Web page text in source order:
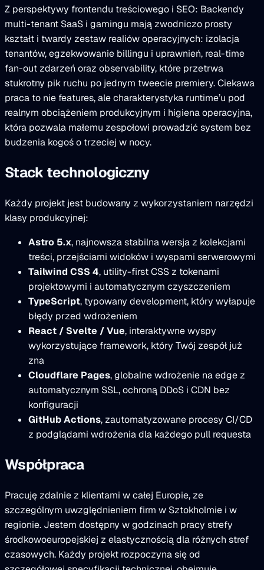
Z perspektywy frontendu treściowego i SEO: Backendy
multi-tenant SaaS i gamingu mają zwodniczo prosty
kształt i twardy zestaw realiów operacyjnych: izolacja
tenantów, egzekwowanie billingu i uprawnień, real-time
fan-out zdarzeń oraz observability, które przetrwa
stukrotny pik ruchu po jednym tweecie premiery. Ciekawa
praca to nie features, ale charakterystyka runtime’u pod
realnym obciążeniem produkcyjnym i higiena operacyjna,
która pozwala małemu zespołowi prowadzić system bez
budzenia kogoś o trzeciej w nocy.
Stack technologiczny
Każdy projekt jest budowany z wykorzystaniem narzędzi
klasy produkcyjnej:
Astro 5.x, najnowsza stabilna wersja z kolekcjami
treści, przejściami widoków i wyspami serwerowymi
Tailwind CSS 4, utility-first CSS z tokenami
projektowymi i automatycznym czyszczeniem
TypeScript, typowany development, który wyłapuje
błędy przed wdrożeniem
React / Svelte / Vue, interaktywne wyspy
wykorzystujące framework, który Twój zespół już
zna
Cloudflare Pages, globalne wdrożenie na edge z
automatycznym SSL, ochroną DDoS i CDN bez
konfiguracji
GitHub Actions, zautomatyzowane procesy CI/CD
z podglądami wdrożenia dla każdego pull requesta
Współpraca
Pracuję zdalnie z klientami w całej Europie, ze
szczególnym uwzględnieniem firm w Sztokholmie i w
regionie. Jestem dostępny w godzinach pracy strefy
środkowoeuropejskiej z elastycznością dla różnych stref
czasowych. Każdy projekt rozpoczyna się od